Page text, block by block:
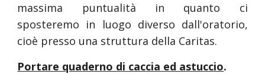
massima puntualità in quanto ci
sposteremo in luogo diverso dall'oratorio,
cioè presso una struttura della Caritas.
Portare quaderno di caccia ed astuccio.